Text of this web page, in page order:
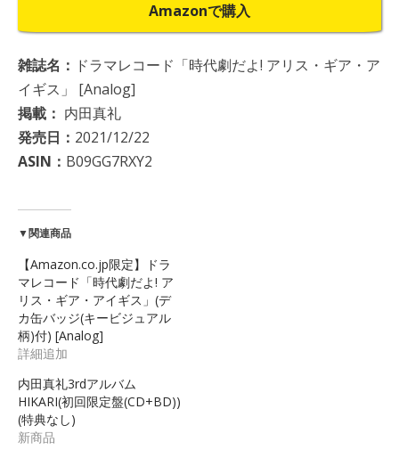
Amazonで購入
雑誌名： ドラマレコード「時代劇だよ! アリス・ギア・ア
イギス」 [Analog]
掲載： 内田真礼
発売日： 2021/12/22
ASIN： B09GG7RXY2
▼関連商品
【Amazon.co.jp限定】ドラ
マレコード「時代劇だよ! ア
リス・ギア・アイギス」(デ
カ缶バッジ(キービジュアル
柄)付) [Analog]
詳細追加
内田真礼3rdアルバム
HIKARI(初回限定盤(CD+BD))
(特典なし)
新商品